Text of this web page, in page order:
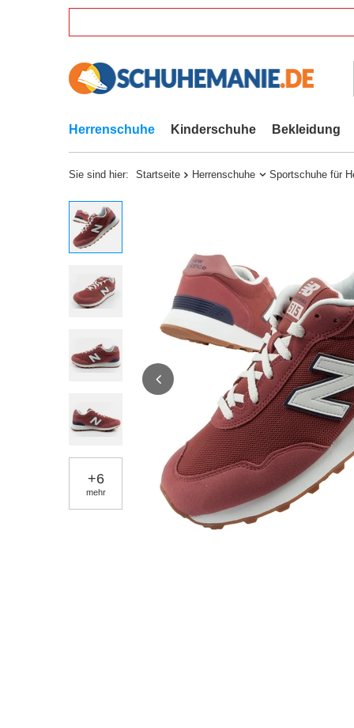
Herrenschuhe Kinderschuhe Bekleidung
Sie sind hier: Startseite Herrenschuhe Sportschuhe für
+6
mehr